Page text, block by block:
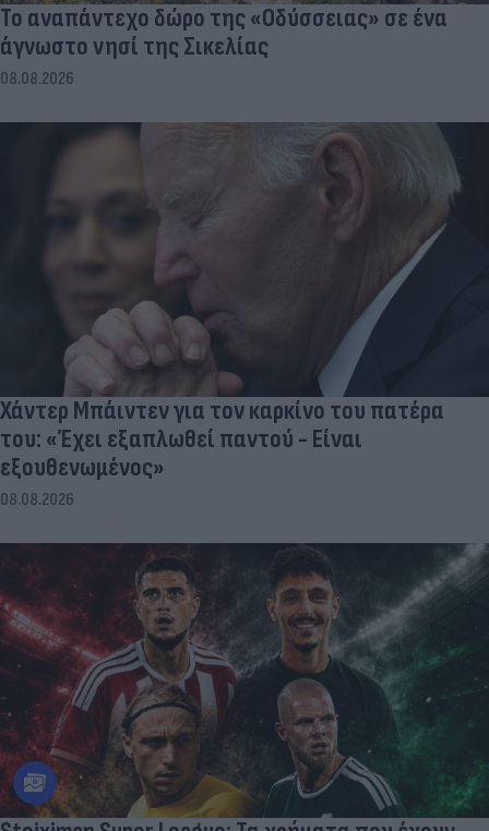
To αναπάντεχο δώρο της «Οδύσσειας» σε ένα
άγνωστο νησί της Σικελίας
08.08.2026
Χάντερ Μπάιντεν για τον καρκίνο του πατέρα
του: «Έχει εξαπλωθεί παντού - Είναι
εξουθενωμένος»
08.08.2026